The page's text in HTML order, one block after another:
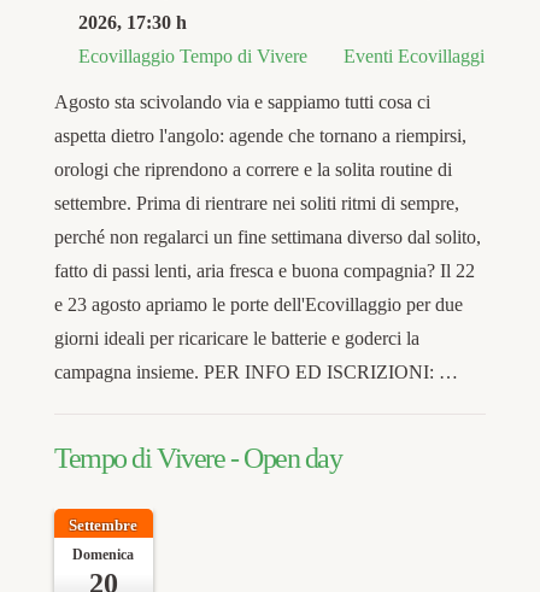
2026, 17:30 h
Ecovillaggio Tempo di Vivere
Eventi Ecovillaggi
Agosto sta scivolando via e sappiamo tutti cosa ci
aspetta dietro l'angolo: agende che tornano a riempirsi,
orologi che riprendono a correre e la solita routine di
settembre. Prima di rientrare nei soliti ritmi di sempre,
perché non regalarci un fine settimana diverso dal solito,
fatto di passi lenti, aria fresca e buona compagnia? Il 22
e 23 agosto apriamo le porte dell'Ecovillaggio per due
giorni ideali per ricaricare le batterie e goderci la
campagna insieme. PER INFO ED ISCRIZIONI: …
Tempo di Vivere - Open day
Settembre
Domenica
20